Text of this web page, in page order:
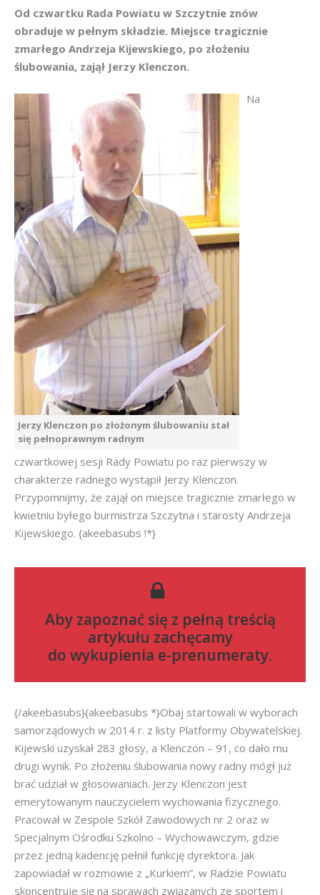
Od czwartku Rada Powiatu w Szczytnie znów
obraduje w pełnym składzie. Miejsce tragicznie
zmarłego Andrzeja Kijewskiego, po złożeniu
ślubowania, zajął Jerzy Klenczon.
Jerzy Klenczon po złożonym ślubowaniu stał
się pełnoprawnym radnym
Na
czwartkowej sesji Rady Powiatu po raz pierwszy w
charakterze radnego wystąpił Jerzy Klenczon.
Przypomnijmy, że zajął on miejsce tragicznie zmarłego w
kwietniu byłego burmistrza Szczytna i starosty Andrzeja
Kijewskiego. {akeebasubs !*}
Aby zapoznać się z pełną treścią
artykułu zachęcamy
do wykupienia e-prenumeraty.
{/akeebasubs}{akeebasubs *}Obaj startowali w wyborach
samorządowych w 2014 r. z listy Platformy Obywatelskiej.
Kijewski uzyskał 283 głosy, a Klenczon – 91, co dało mu
drugi wynik. Po złożeniu ślubowania nowy radny mógł już
brać udział w głosowaniach. Jerzy Klenczon jest
emerytowanym nauczycielem wychowania fizycznego.
Pracował w Zespole Szkół Zawodowych nr 2 oraz w
Specjalnym Ośrodku Szkolno – Wychowawczym, gdzie
przez jedną kadencję pełnił funkcję dyrektora. Jak
zapowiadał w rozmowie z „Kurkiem”, w Radzie Powiatu
skoncentruje się na sprawach związanych ze sportem i